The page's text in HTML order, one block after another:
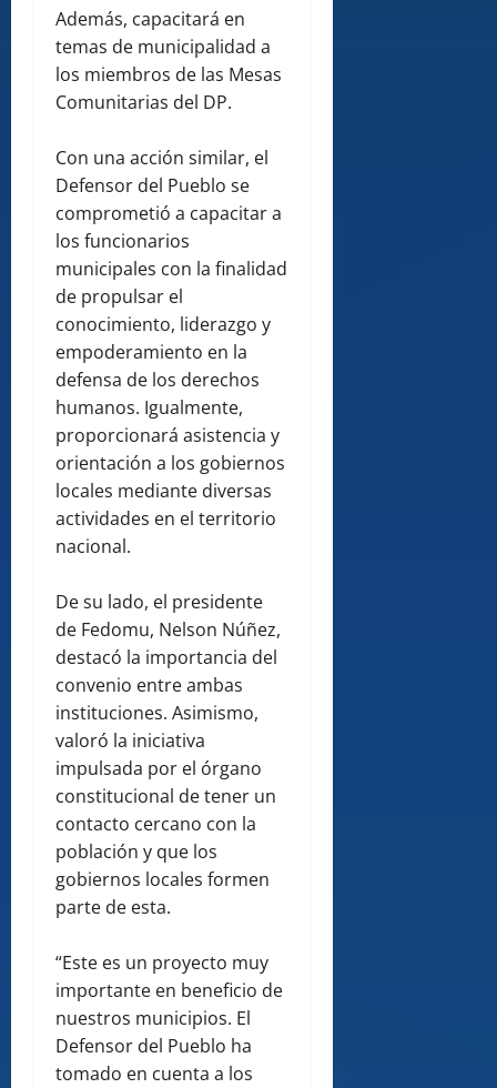
Además, capacitará en
temas de municipalidad a
los miembros de las Mesas
Comunitarias del DP.
Con una acción similar, el
Defensor del Pueblo se
comprometió a capacitar a
los funcionarios
municipales con la finalidad
de propulsar el
conocimiento, liderazgo y
empoderamiento en la
defensa de los derechos
humanos. Igualmente,
proporcionará asistencia y
orientación a los gobiernos
locales mediante diversas
actividades en el territorio
nacional.
De su lado, el presidente
de Fedomu, Nelson Núñez,
destacó la importancia del
convenio entre ambas
instituciones. Asimismo,
valoró la iniciativa
impulsada por el órgano
constitucional de tener un
contacto cercano con la
población y que los
gobiernos locales formen
parte de esta.
“Este es un proyecto muy
importante en beneficio de
nuestros municipios. El
Defensor del Pueblo ha
tomado en cuenta a los